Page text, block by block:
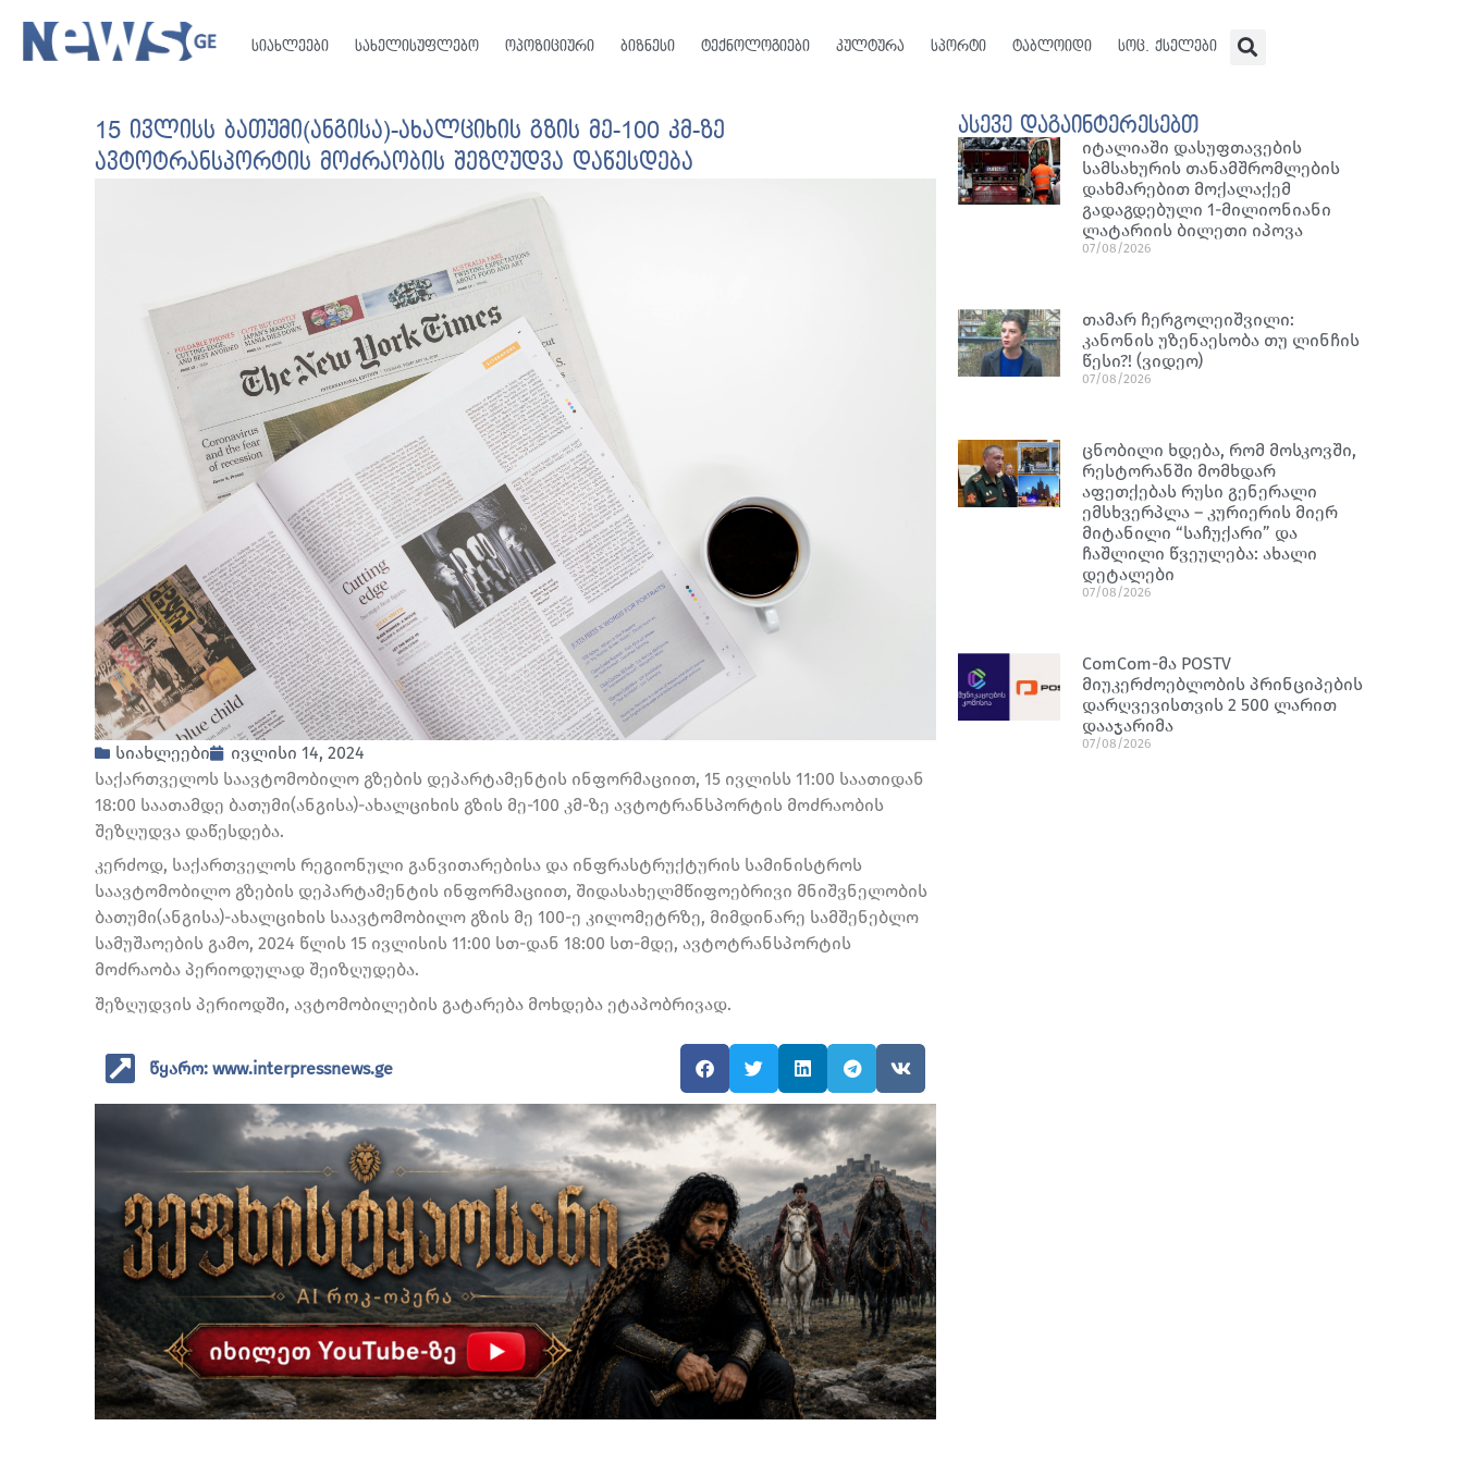
სიახლეები სახელისუფლებო ოპოზიციური ბიზნესი ტექნოლოგიები კულტურა სპორტი ტაბლოიდი სოც. ქსელები
15 ივლისს ბათუმი(ანგისა)-ახალციხის გზის მე-100 კმ-ზე
ავტოტრანსპორტის მოძრაობის შეზღუდვა დაწესდება
სიახლეები
ივლისი 14, 2024
საქართველოს საავტომობილო გზების დეპარტამენტის ინფორმაციით, 15 ივლისს 11:00 საათიდან
18:00 საათამდე ბათუმი(ანგისა)-ახალციხის გზის მე-100 კმ-ზე ავტოტრანსპორტის მოძრაობის
შეზღუდვა დაწესდება.
კერძოდ, საქართველოს რეგიონული განვითარებისა და ინფრასტრუქტურის სამინისტროს
საავტომობილო გზების დეპარტამენტის ინფორმაციით, შიდასახელმწიფოებრივი მნიშვნელობის
ბათუმი(ანგისა)-ახალციხის საავტომობილო გზის მე 100-ე კილომეტრზე, მიმდინარე სამშენებლო
სამუშაოების გამო, 2024 წლის 15 ივლისის 11:00 სთ-დან 18:00 სთ-მდე, ავტოტრანსპორტის
მოძრაობა პერიოდულად შეიზღუდება.
შეზღუდვის პერიოდში, ავტომობილების გატარება მოხდება ეტაპობრივად.
წყარო: www.interpressnews.ge
ასევე დაგაინტერესებთ
იტალიაში დასუფთავების
სამსახურის თანამშრომლების
დახმარებით მოქალაქემ
გადაგდებული 1-მილიონიანი
ლატარიის ბილეთი იპოვა
07/08/2026
თამარ ჩერგოლეიშვილი:
კანონის უზენაესობა თუ ლინჩის
წესი?! (ვიდეო)
07/08/2026
ცნობილი ხდება, რომ მოსკოვში,
რესტორანში მომხდარ
აფეთქებას რუსი გენერალი
ემსხვერპლა – კურიერის მიერ
მიტანილი “საჩუქარი” და
ჩაშლილი წვეულება: ახალი
დეტალები
07/08/2026
ComCom-მა POSTV
მიუკერძოებლობის პრინციპების
დარღვევისთვის 2 500 ლარით
დააჯარიმა
07/08/2026